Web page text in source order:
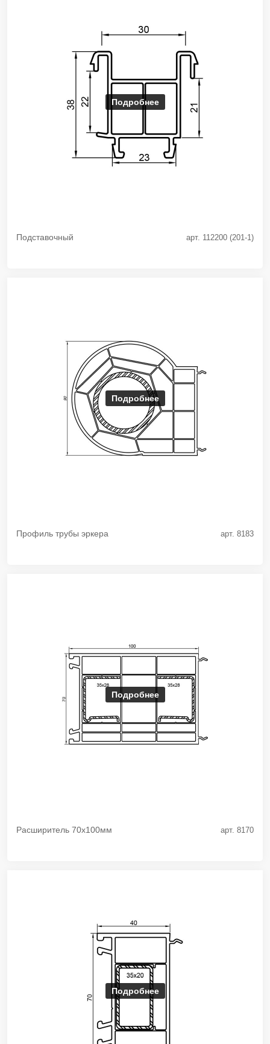
Подробнее
Подставочный арт. 112200 (201-1)
Подробнее
Профиль трубы эркера арт. 8183
Подробнее
Расширитель 70х100мм арт. 8170
Подробнее